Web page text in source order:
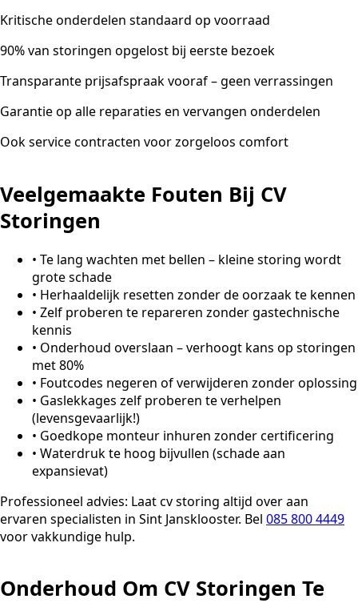
Kritische onderdelen standaard op voorraad
90% van storingen opgelost bij eerste bezoek
Transparante prijsafspraak vooraf – geen verrassingen
Garantie op alle reparaties en vervangen onderdelen
Ook service contracten voor zorgeloos comfort
Veelgemaakte Fouten Bij CV
Storingen
• Te lang wachten met bellen – kleine storing wordt
grote schade
• Herhaaldelijk resetten zonder de oorzaak te kennen
• Zelf proberen te repareren zonder gastechnische
kennis
• Onderhoud overslaan – verhoogt kans op storingen
met 80%
• Foutcodes negeren of verwijderen zonder oplossing
• Gaslekkages zelf proberen te verhelpen
(levensgevaarlijk!)
• Goedkope monteur inhuren zonder certificering
• Waterdruk te hoog bijvullen (schade aan
expansievat)
Professioneel advies: Laat cv storing altijd over aan
ervaren specialisten in Sint Jansklooster. Bel 085 800 4449
voor vakkundige hulp.
Onderhoud Om CV Storingen Te